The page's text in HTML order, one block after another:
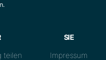
teilen
SIE
Impressum